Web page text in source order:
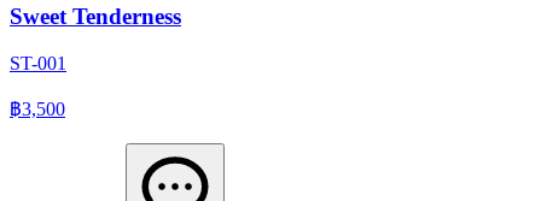
Sweet Tenderness
ST-001
฿3,500